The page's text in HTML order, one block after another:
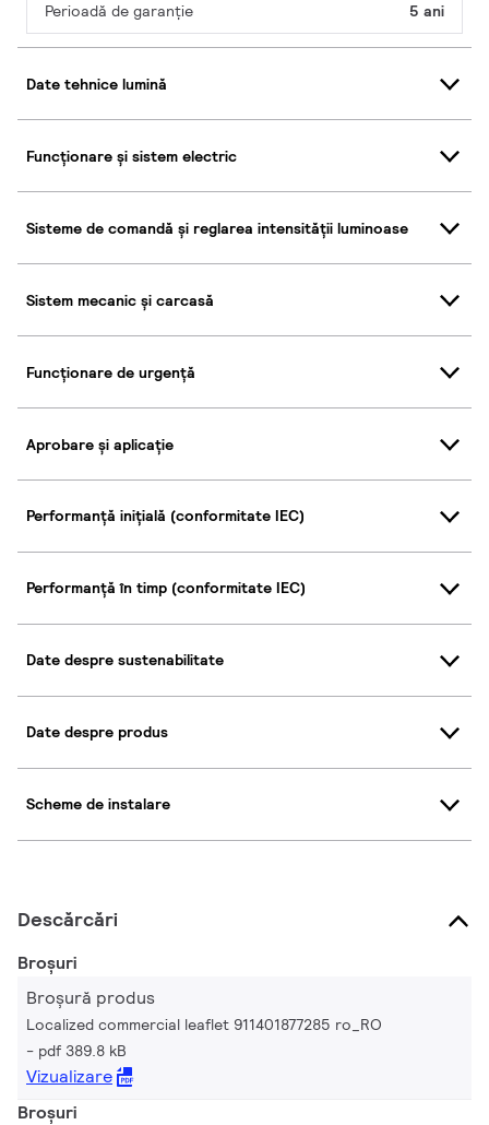
Perioadă de garanţie 5 ani
Date tehnice lumină
Funcționare și sistem electric
Sisteme de comandă și reglarea intensității luminoase
Sistem mecanic și carcasă
Funcționare de urgență
Aprobare și aplicație
Performanță inițială (conformitate IEC)
Performanță în timp (conformitate IEC)
Date despre sustenabilitate
Date despre produs
Scheme de instalare
Descărcări
Broșuri
Broșură produs
Localized commercial leaflet 911401877285 ro_RO
pdf 389.8 kB
Vizualizare
Broșuri